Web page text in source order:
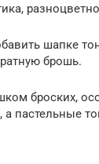
шапке
брошь.
броских,
а пастельные